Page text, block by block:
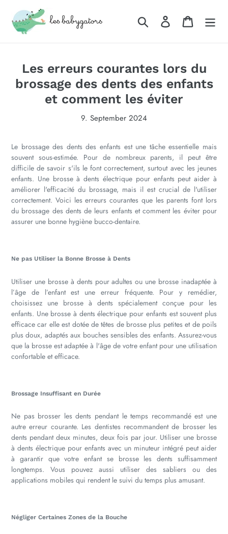
Inhalt
Suchen Einloggen
Les erreurs courantes lors du
brossage des dents des enfants
et comment les éviter
9. September 2024
Le brossage des dents des enfants est une tâche essentielle mais
souvent sous-estimée. Pour de nombreux parents, il peut être
difficile de savoir s'ils le font correctement, surtout avec les jeunes
enfants. Une brosse à dents électrique pour enfants peut aider à
améliorer l'efficacité du brossage, mais il est crucial de l'utiliser
correctement. Voici les erreurs courantes que les parents font lors
du brossage des dents de leurs enfants et comment les éviter pour
assurer une bonne hygiène bucco-dentaire.
Ne pas Utiliser la Bonne Brosse à Dents
Utiliser une brosse à dents pour adultes ou une brosse inadaptée à
l’âge de l’enfant est une erreur fréquente. Pour y remédier,
choisissez une brosse à dents spécialement conçue pour les
enfants. Une brosse à dents électrique pour enfants est souvent plus
efficace car elle est dotée de têtes de brosse plus petites et de poils
plus doux, adaptés aux bouches sensibles des enfants. Assurez-vous
que la brosse est adaptée à l'âge de votre enfant pour une utilisation
confortable et efficace.
Brossage Insuffisant en Durée
Ne pas brosser les dents pendant le temps recommandé est une
autre erreur courante. Les dentistes recommandent de brosser les
dents pendant deux minutes, deux fois par jour. Utiliser une brosse
à dents électrique pour enfants avec un minuteur intégré peut aider
à garantir que votre enfant se brosse les dents suffisamment
longtemps. Vous pouvez aussi utiliser des sabliers ou des
applications mobiles qui rendent le suivi du temps plus amusant.
Négliger Certaines Zones de la Bouche